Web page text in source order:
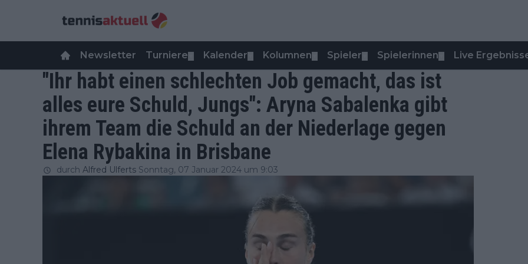
Newsletter Turniere Kalender Kolumnen Spieler Spielerinnen Live
"Ihr habt einen schlechten Job gemacht, das ist
alles eure Schuld, Jungs": Aryna Sabalenka gibt
ihrem Team die Schuld an der Niederlage gegen
Elena Rybakina in Brisbane
durch Alfred Ulferts Sonntag, 07 Januar 2024 um 9:03